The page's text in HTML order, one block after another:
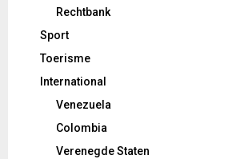
Rechtbank
Sport
Toerisme
International
Venezuela
Colombia
Verenegde Staten